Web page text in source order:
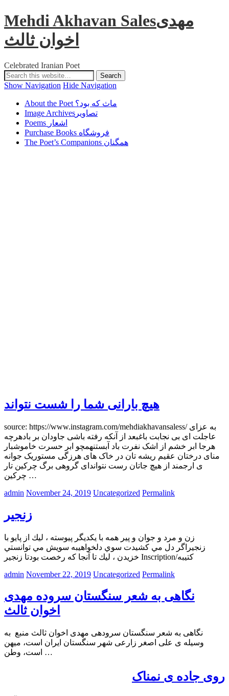
Mehdi Akhavan Salesمهدی
اخوان ثالث
Celebrated Iranian Poet
Show Navigation Hide Navigation
About the Poet ماث که بود؟
Image Archivesتصاویر
Poems اشعار
Purchase Books فروشگاه
The Poet’s Companions همگنان
هیچ بارانی شما را شست نتواند
source: https://www.instagram.com/mehdiakhavansaless/ به عزای
عاجلت ای بی نجابت باغبعد از آنکه رفته باشی جاودان بر بادهرچه
هرجا ابر خشم از اشک نفرت باد آبستنهمچو ابر حسرت خاموشبار
منای درختان عقیم ریشه تان در خاک های هرزگی مستوریک جوانه
ی ارجمند از هیچ جاتان رست نتواندای گروهی برگ چرکین تار
چرکین …
admin November 24, 2019 Uncategorized Permalink
زنجير
زن و مرد و جوان و پير همه با يكديگر پيوسته ، ليك از پايو با
زنجيراگر دل مي كشيدت سوي دلخواهيبه سويش مي توانستي
خزيدن ، ليك تا آنجا كه رخصت بودتا زنجير Inscription/کتیبه
admin November 22, 2019 Uncategorized Permalink
نگاهی به شعر سنگستان سروده­ مهدی
اخوان ثالث
نگاهی به شعر سنگستان سروده­ی مهدی اخوان ثالث منبع به
وسیله ی علی اصغر زارعی شهر سنگستان ایران است، میهن
است، وطن …
روی جاده ی نمناک